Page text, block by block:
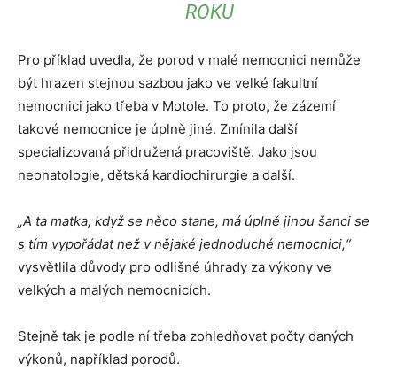
ROKU
Pro příklad uvedla, že porod v malé nemocnici nemůže
být hrazen stejnou sazbou jako ve velké fakultní
nemocnici jako třeba v Motole. To proto, že zázemí
takové nemocnice je úplně jiné. Zmínila další
specializovaná přidružená pracoviště. Jako jsou
neonatologie, dětská kardiochirurgie a další.
„A ta matka, když se něco stane, má úplně jinou šanci se
s tím vypořádat než v nějaké jednoduché nemocnici,“
vysvětlila důvody pro odlišné úhrady za výkony ve
velkých a malých nemocnicích.
Stejně tak je podle ní třeba zohledňovat počty daných
výkonů, například porodů.